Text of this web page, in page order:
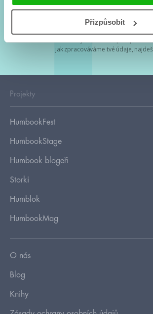
Přizpůsobit
Tvá e-mailová adresa je u nás v bezpečí. Přečti si
jak zpracováváme tvé údaje, najdeš
Projekty
HumbookFest
HumbookStage
Humbook blogeři
Storki
Humblok
HumbookMag
O nás
Blog
Knihy